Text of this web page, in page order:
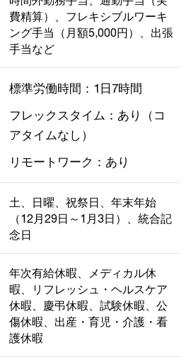
費精算）、フレキシブルワーキ
ング手当（月額5,000円）、出張
手当など
標準労働時間：1日7時間
フレックスタイム：あり（コ
アタイムなし）
リモートワーク：あり
土、日曜、祝祭日、年末年始
（12月29日～1月3日）、統合記
念日
年次有給休暇、メディカル休
暇、リフレッシュ・ヘルスケア
休暇、慶弔休暇、試験休暇、公
傷休暇、出産・育児・介護・看
護休暇